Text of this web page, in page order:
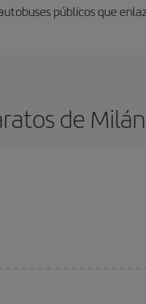
públicos que
de